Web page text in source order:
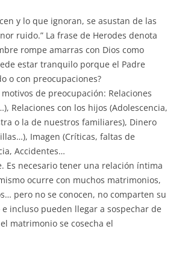
y lo que ignoran, se asustan de las
ruido.” La frase de Herodes denota
rompe amarras con Dios como
estar tranquilo porque el Padre
o con preocupaciones?
de preocupación: Relaciones
Relaciones con los hijos (Adolescencia,
o la de nuestros familiares), Dinero
Imagen (Críticas, faltas de
Accidentes…
Es necesario tener una relación íntima
ocurre con muchos matrimonios,
pero no se conocen, no comparten su
incluso pueden llegar a sospechar de
matrimonio se cosecha el